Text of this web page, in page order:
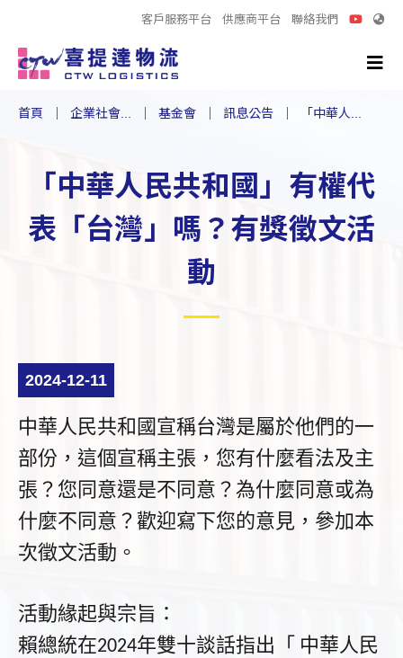
客戶服務平台 供應商平台 聯絡我們
首頁 企業社會... 基金會 訊息公告 「中華人...
「中華人民共和國」有權代
表「台灣」嗎？有獎徵文活
動
2024-12-11
中華人民共和國宣稱台灣是屬於他們的一
部份，這個宣稱主張，您有什麼看法及主
張？您同意還是不同意？為什麼同意或為
什麼不同意？歡迎寫下您的意見，參加本
次徵文活動。
活動緣起與宗旨：
賴總統在2024年雙十談話指出「 中華人民